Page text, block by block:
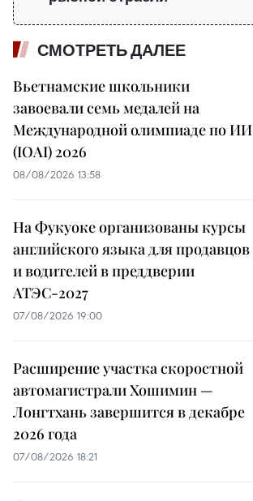
СМОТРЕТЬ ДАЛЕЕ
Вьетнамские школьники
завоевали семь медалей на
Международной олимпиаде по ИИ
(IOAI) 2026
08/08/2026 13:58
На Фукуоке организованы курсы
английского языка для продавцов
и водителей в преддверии
АТЭС-2027
07/08/2026 19:00
Расширение участка скоростной
автомагистрали Хошимин —
Лонгтхань завершится в декабре
2026 года
07/08/2026 18:21